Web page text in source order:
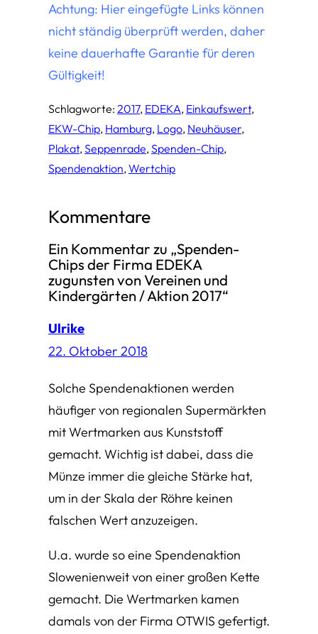
Achtung: Hier eingefügte Links können
nicht ständig überprüft werden, daher
keine dauerhafte Garantie für deren
Gültigkeit!
Schlagworte: 2017, EDEKA, Einkaufswert
EKW-Chip, Hamburg, Logo, Neuhäuser
Plakat, Seppenrade, Spenden-Chip
Spendenaktion, Wertchip
Kommentare
Ein Kommentar zu „Spenden-
Chips der Firma EDEKA
zugunsten von Vereinen und
Kindergärten / Aktion 2017“
Ulrike
22. Oktober 2018
Solche Spendenaktionen werden
häufiger von regionalen Supermärkten
mit Wertmarken aus Kunststoff
gemacht. Wichtig ist dabei, dass die
Münze immer die gleiche Stärke hat,
um in der Skala der Röhre keinen
falschen Wert anzuzeigen.
U.a. wurde so eine Spendenaktion
Slowenienweit von einer großen Kette
gemacht. Die Wertmarken kamen
damals von der Firma OTWIS gefertigt.